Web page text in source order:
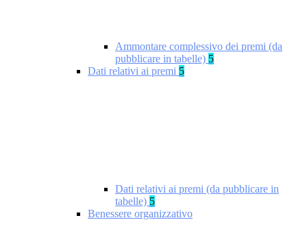
Ammontare complessivo dei premi (da
pubblicare in tabelle) 5
Dati relativi ai premi 5
Dati relativi ai premi (da pubblicare in
tabelle) 5
Benessere organizzativo